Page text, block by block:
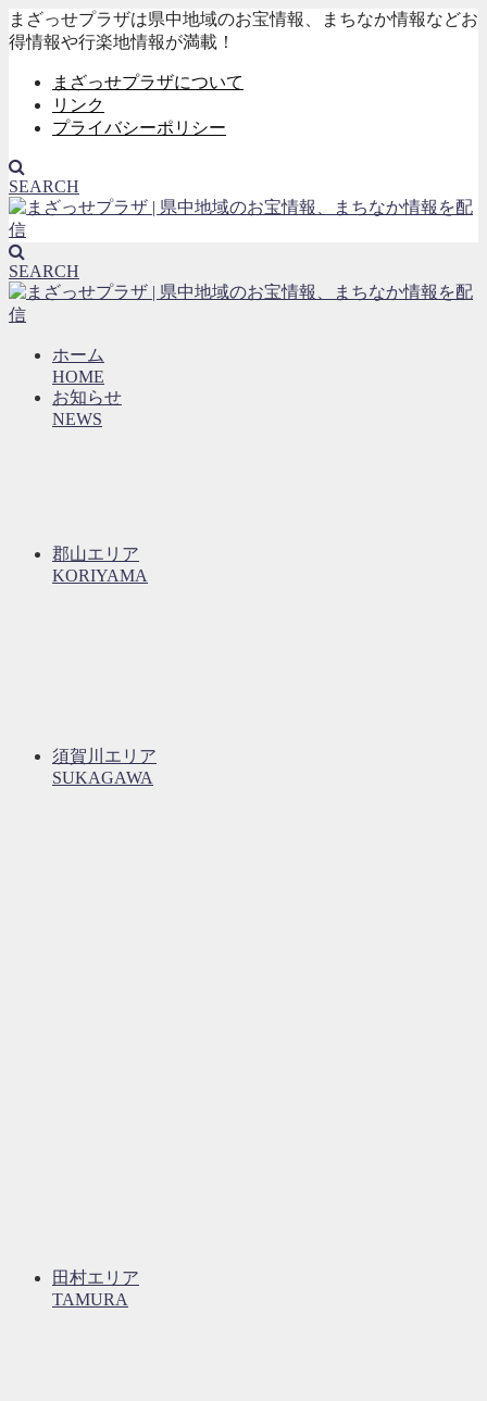
まざっせプラザは県中地域のお宝情報、まちなか情報などお
得情報や行楽地情報が満載！
まざっせプラザについて
リンク
プライバシーポリシー
SEARCH
SEARCH
ホーム
HOME
お知らせ
NEWS
郡山エリア
KORIYAMA
須賀川エリア
SUKAGAWA
田村エリア
TAMURA